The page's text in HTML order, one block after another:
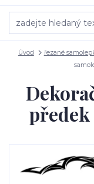
Úvod řezané
předek